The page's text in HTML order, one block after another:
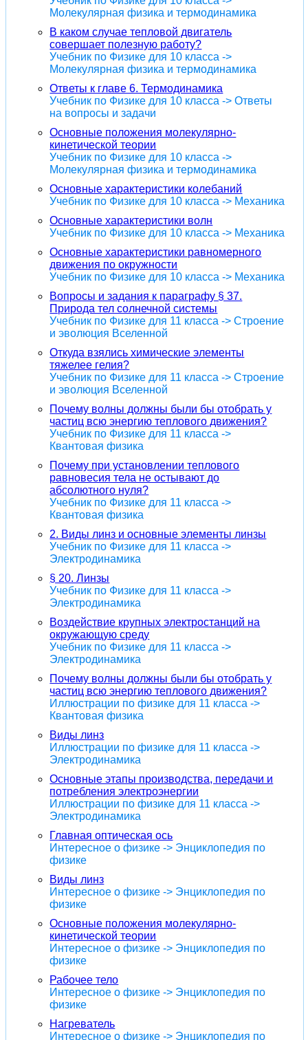
Молекулярная физика и термодинамика
В каком случае тепловой двигатель
совершает полезную работу?
Учебник по Физике для 10 класса ->
Молекулярная физика и термодинамика
Ответы к главе 6. Термодинамика
Учебник по Физике для 10 класса -> Ответы
на вопросы и задачи
Основные положения молекулярно-
кинетической теории
Учебник по Физике для 10 класса ->
Молекулярная физика и термодинамика
Основные характеристики колебаний
Учебник по Физике для 10 класса -> Механика
Основные характеристики волн
Учебник по Физике для 10 класса -> Механика
Основные характеристики равномерного
движения по окружности
Учебник по Физике для 10 класса -> Механика
Вопросы и задания к параграфу § 37.
Природа тел солнечной системы
Учебник по Физике для 11 класса -> Строение
и эволюция Вселенной
Откуда взялись химические элементы
тяжелее гелия?
Учебник по Физике для 11 класса -> Строение
и эволюция Вселенной
Почему волны должны были бы отобрать у
частиц всю энергию теплового движения?
Учебник по Физике для 11 класса ->
Квантовая физика
Почему при установлении теплового
равновесия тела не остывают до
абсолютного нуля?
Учебник по Физике для 11 класса ->
Квантовая физика
2. Виды линз и основные элементы линзы
Учебник по Физике для 11 класса ->
Электродинамика
§ 20. Линзы
Учебник по Физике для 11 класса ->
Электродинамика
Воздействие крупных электростанций на
окружающую среду
Учебник по Физике для 11 класса ->
Электродинамика
Почему волны должны были бы отобрать у
частиц всю энергию теплового движения?
Иллюстрации по физике для 11 класса ->
Квантовая физика
Виды линз
Иллюстрации по физике для 11 класса ->
Электродинамика
Основные этапы производства, передачи и
потребления электроэнергии
Иллюстрации по физике для 11 класса ->
Электродинамика
Главная оптическая ось
Интересное о физике -> Энциклопедия по
физике
Виды линз
Интересное о физике -> Энциклопедия по
физике
Основные положения молекулярно-
кинетической теории
Интересное о физике -> Энциклопедия по
физике
Рабочее тело
Интересное о физике -> Энциклопедия по
физике
Нагреватель
Интересное о физике -> Энциклопедия по